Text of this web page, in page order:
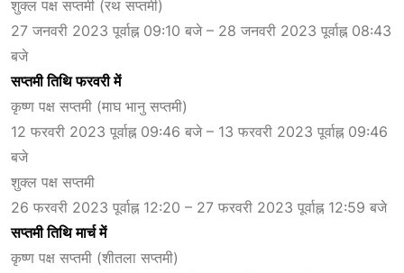
शुक्ल पक्ष सप्तमी (रथ सप्तमी)
27 जनवरी 2023 पूर्वाह्न 09:10 बजे – 28 जनवरी 2023 पूर्वाह्न 08:43
बजे
सप्तमी तिथि फरवरी में
कृष्ण पक्ष सप्तमी (माघ भानु सप्तमी)
12 फरवरी 2023 पूर्वाह्न 09:46 बजे – 13 फरवरी 2023 पूर्वाह्न 09:46
बजे
शुक्ल पक्ष सप्तमी
26 फरवरी 2023 पूर्वाह्न 12:20 – 27 फरवरी 2023 पूर्वाह्न 12:59 बजे
सप्तमी तिथि मार्च में
कृष्ण पक्ष सप्तमी (शीतला सप्तमी)